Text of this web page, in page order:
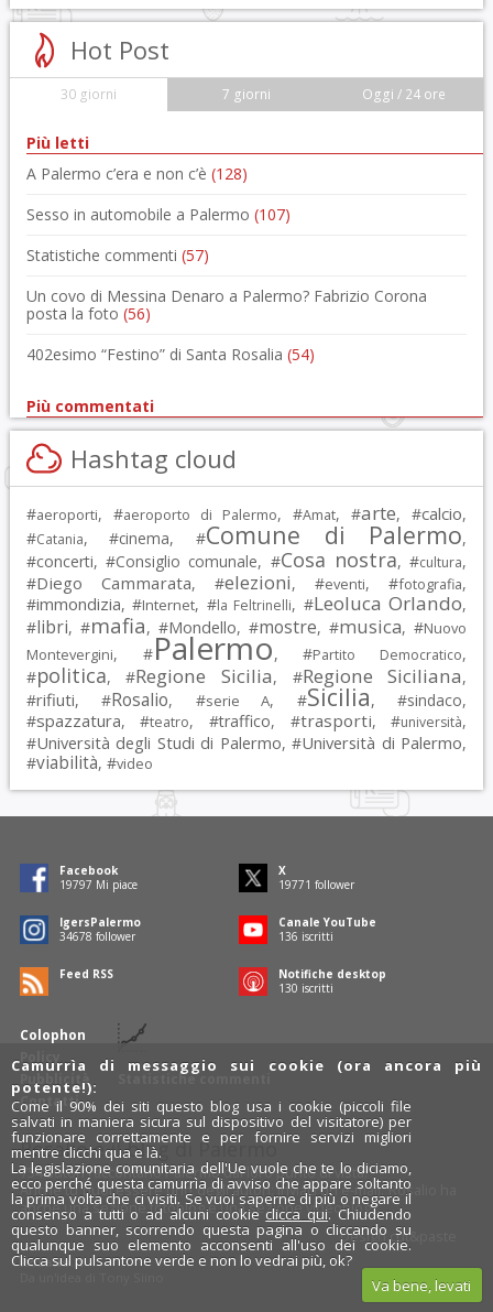
Hot Post
30 giorni 7 giorni Oggi / 24 ore
Più letti
A Palermo c’era e non c’è (128)
Sesso in automobile a Palermo (107)
Statistiche commenti (57)
Un covo di Messina Denaro a Palermo? Fabrizio Corona
posta la foto (56)
402esimo “Festino” di Santa Rosalia (54)
Più commentati
Hashtag cloud
#aeroporti, #aeroporto di Palermo, #Amat, #arte, #calcio,
#Catania, #cinema, #Comune di Palermo,
#concerti, #Consiglio comunale, #Cosa nostra, #cultura,
#Diego Cammarata, #elezioni, #eventi, #fotografia,
#immondizia, #Internet, #la Feltrinelli, #Leoluca Orlando,
#libri, #mafia, #Mondello, #mostre, #musica, #Nuovo
Montevergini, #Palermo, #Partito Democratico,
#politica, #Regione Sicilia, #Regione Siciliana,
#rifiuti, #Rosalio, #serie A, #Sicilia, #sindaco,
#spazzatura, #teatro, #traffico, #trasporti, #università,
#Università degli Studi di Palermo, #Università di Palermo,
#viabilità, #video
Colophon
Policy
Pubblicità
Contatti
Statistiche commenti
Facebook
19797 Mi piace
X
19771 follower
IgersPalermo
34678 follower
Canale YouTube
136 iscritti
Feed RSS
Notifiche desktop
130 iscritti
Rosalio è il blog di Palermo
754 autoriraccontano Palermo dal loro punto di vista.
Anche tu puoi essere uno degli autori: inviaci un' e-mail. Rosalio ha
anche una sezionefotobloge una sezionevideoblog.
Designcut&paste
Rosalio.it
x
Instagram
Camurrìa di messaggio sui cookie (ora ancora più
potente!):
Come il 90% dei siti questo blog usa i cookie (piccoli file
salvati in maniera sicura sul dispositivo del visitatore) per
funzionare correttamente e per fornire servizi migliori
mentre clicchi qua e là.
La legislazione comunitaria dell'Ue vuole che te lo diciamo,
ecco perché questa camurrìa di avviso che appare soltanto
la prima volta che ci visiti. Se vuoi saperne di più o negare il
consenso a tutti o ad alcuni cookie clicca qui. Chiudendo
questo banner, scorrendo questa pagina o cliccando su
qualunque suo elemento acconsenti all'uso dei cookie.
Clicca sul pulsantone verde e non lo vedrai più, ok?
Va bene, levati